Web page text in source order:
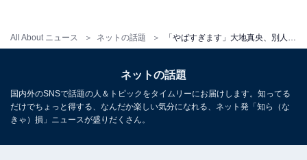
All About ニュース ネットの話題 「やばすぎます」大地真央、別人級!? ショットに反響「脳内バクりました」「もう大地真央様どこまでいくねん」
ネットの話題
国内外のSNSで話題の人＆トピックをタイムリーにお届けします。知ってる
だけでちょっと得する、なんだか楽しい気分になれる、ネット発「知ら（な
きゃ）損」ニュースが盛りだくさん。